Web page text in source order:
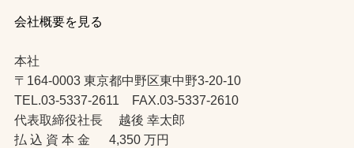
会社概要を見る
本社
〒164-0003 東京都中野区東中野3-20-10
TEL.03-5337-2611 FAX.03-5337-2610
代表取締役社長 越後 幸太郎
払 込 資 本 金 4,350 万円